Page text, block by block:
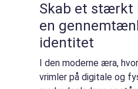
Skab et stærkt
en
identitet
I den moderne æra,
vrimler på digitale og